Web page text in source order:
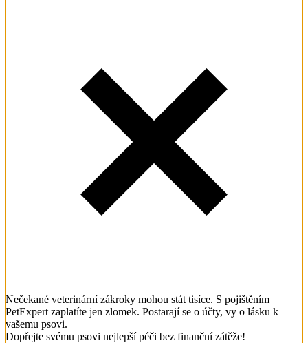
Nečekané veterinární zákroky mohou stát tisíce. S pojištěním
PetExpert zaplatíte jen zlomek. Postarají se o účty, vy o lásku k
vašemu psovi.
Dopřejte svému psovi nejlepší péči bez finanční zátěže!